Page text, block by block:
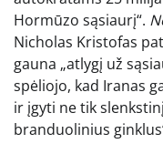
Hormūzo sąsiaurį“.
Nicholas Kristofas
gauna „atlygį už
spėliojo, kad Iranas
ir įgyti ne tik
branduolinius